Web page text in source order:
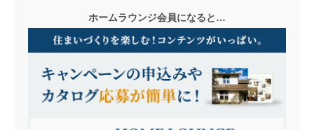
ホームラウンジ会員になると…